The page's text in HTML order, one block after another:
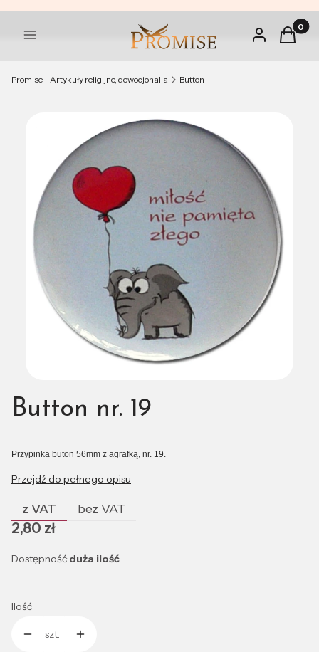
Menu Zaloguj sięKoszyk
Promise - Artykuły religijne, dewocjonalia Button
Button nr. 19
Przypinka buton 56mm z agrafką, nr. 19.
Przejdź do pełnego opisu
z VAT bez VAT
Cena
2,80 zł
Dostępność:duża ilość
Ilość
szt.